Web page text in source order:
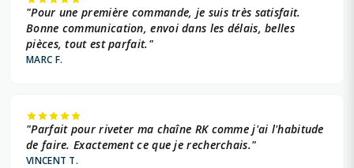
"Pour une première commande, je suis très satisfait.
Bonne communication, envoi dans les délais, belles
pièces, tout est parfait."
MARC F.
"Parfait pour riveter ma chaîne RK comme j'ai l'habitude
de faire. Exactement ce que je recherchais."
VINCENT T.